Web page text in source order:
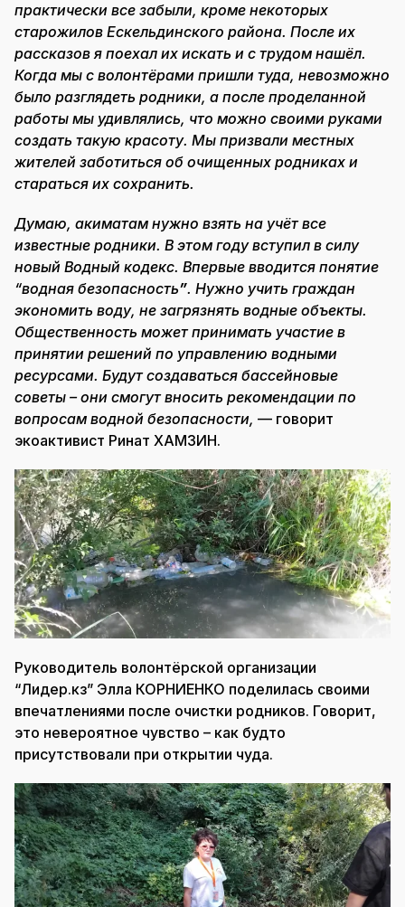
практически все забыли, кроме некоторых
старожилов Ескельдинского района. После их
рассказов я поехал их искать и с трудом нашёл.
Когда мы с волонтёрами пришли туда, невозможно
было разглядеть родники, а после проделанной
работы мы удивлялись, что можно своими руками
создать такую красоту. Мы призвали местных
жителей заботиться об очищенных родниках и
стараться их сохранить.
Думаю, акиматам нужно взять на учёт все
известные родники. В этом году вступил в силу
новый Водный кодекс. Впервые вводится понятие
“водная безопасность”. Нужно учить граждан
экономить воду, не загрязнять водные объекты.
Общественность может принимать участие в
принятии решений по управлению водными
ресурсами. Будут создаваться бассейновые
советы – они смогут вносить рекомендации по
вопросам водной безопасности, — говорит
экоактивист Ринат ХАМЗИН.
Руководитель волонтёрской организации
“Лидер.кз” Элла КОРНИЕНКО поделилась своими
впечатлениями после очистки родников. Говорит,
это невероятное чувство – как будто
присутствовали при открытии чуда.